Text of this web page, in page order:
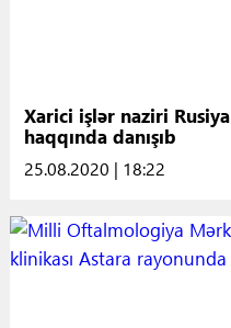
Xarici işlər naziri
haqqında danışıb
25.08.2020 | 18:22